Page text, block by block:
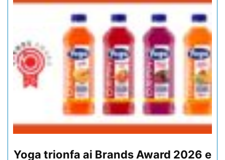
Yoga trionfa ai Brands Award 2026 e